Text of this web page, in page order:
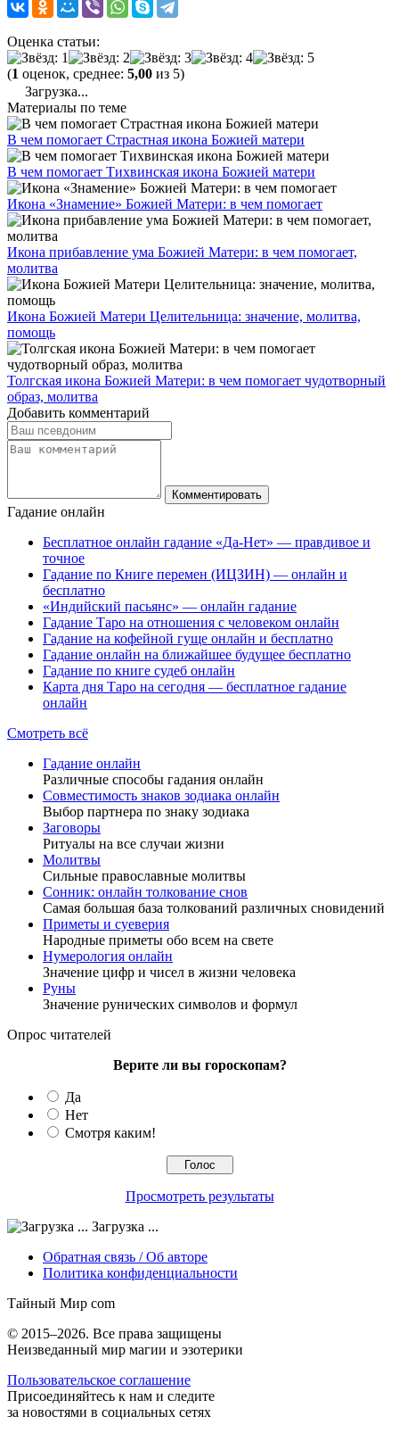
Оценка статьи:
(1 оценок, среднее: 5,00 из 5)
Загрузка...
Материалы по теме
В чем помогает Страстная икона Божией матери
В чем помогает Тихвинская икона Божией матери
Икона «Знамение» Божией Матери: в чем помогает
Икона прибавление ума Божией Матери: в чем помогает,
молитва
Икона Божией Матери Целительница: значение, молитва,
помощь
Толгская икона Божией Матери: в чем помогает чудотворный
образ, молитва
Добавить комментарий
Гадание онлайн
Бесплатное онлайн гадание «Да-Нет» — правдивое и
точное
Гадание по Книге перемен (ИЦЗИН) — онлайн и
бесплатно
«Индийский пасьянс» — онлайн гадание
Гадание Таро на отношения с человеком онлайн
Гадание на кофейной гуще онлайн и бесплатно
Гадание онлайн на ближайшее будущее бесплатно
Гадание по книге судеб онлайн
Карта дня Таро на сегодня — бесплатное гадание
онлайн
Смотреть всё
Гадание онлайн
Различные способы гадания онлайн
Совместимость знаков зодиака онлайн
Выбор партнера по знаку зодиака
Заговоры
Ритуалы на все случаи жизни
Молитвы
Сильные православные молитвы
Сонник: онлайн толкование снов
Самая большая база толкований различных сновидений
Приметы и суеверия
Народные приметы обо всем на свете
Нумерология онлайн
Значение цифр и чисел в жизни человека
Руны
Значение рунических символов и формул
Опрос читателей
Верите ли вы гороскопам?
Да
Нет
Смотря каким!
Просмотреть результаты
Загрузка ...
Обратная связь / Об авторе
Политика конфиденциальности
Тайный Мир com
© 2015–2026. Все права защищены
Неизведанный мир магии и эзотерики
Пользовательское соглашение
Присоединяйтесь к нам и следите
за новостями в социальных сетях